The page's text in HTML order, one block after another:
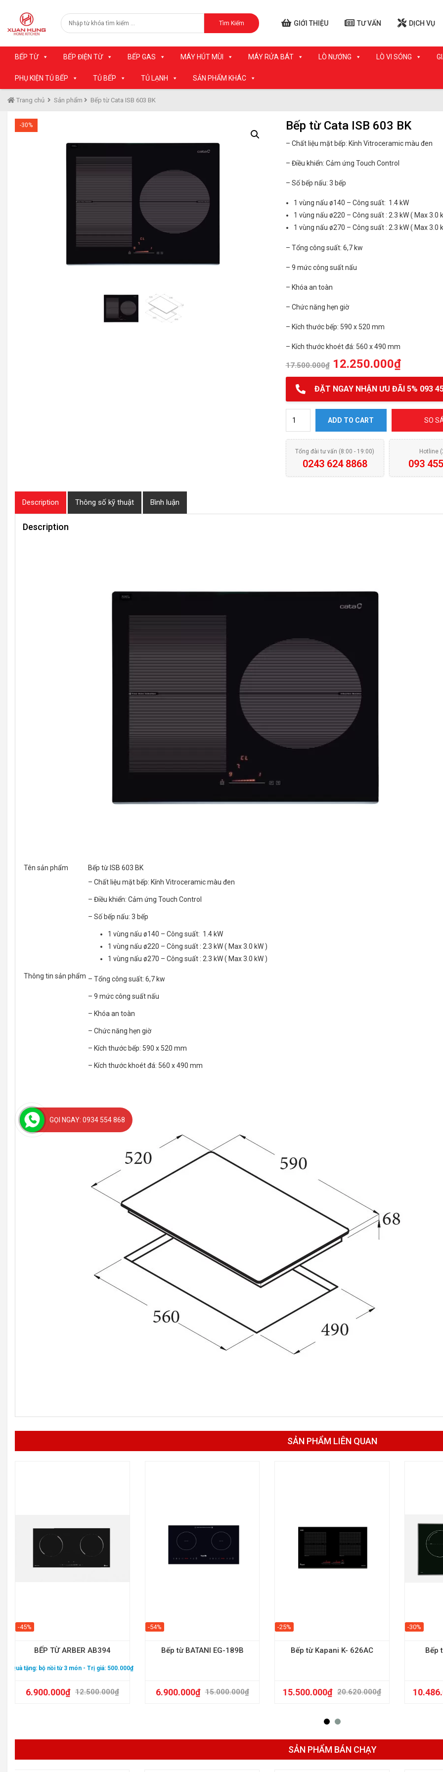
Tìm Kiếm GIỚI THIỆU TƯ VẤN DỊCH VỤ
BẾP TỪ BẾP ĐIỆN TỪ BẾP GAS MÁY HÚT MÙI MÁY RỬA BÁT LÒ NƯỚNG LÒ VI SÓNG
PHỤ KIỆN TỦ BẾP TỦ BẾP TỦ LẠNH SẢN PHẨM KHÁC
Trang chủ Sản phẩm Bếp từ Cata ISB 603 BK
-30% Bếp từ Cata ISB 603 BK
– Chất liệu mặt bếp: Kính Vitroceramic màu đen
– Điều khiển: Cảm ứng Touch Control
– Số bếp nấu: 3 bếp
1 vùng nấu ø140 – Công suất: 1.4 kW
1 vùng nấu ø220 – Công suất : 2.3 kW ( Max 3.0
1 vùng nấu ø270 – Công suất : 2.3 kW ( Max 3.0
– Tổng công suất: 6,7 kw
– 9 mức công suất nấu
– Khóa an toàn
– Chức năng hẹn giờ
– Kích thước bếp: 590 x 520 mm
– Kích thước khoét đá: 560 x 490 mm
17.500.000₫ 12.250.000₫
ĐẶT NGAY NHẬN ƯU ĐÃI 5% 093
ADD TO CART SO
Tổng đài tư vấn (8:00 - 19:00)
0243 624 8868
Hotline
093
Description Thông số kỹ thuật Bình luận
Description
Tên sản phẩm Bếp từ ISB 603 BK
Thông tin sản phẩm
– Chất liệu mặt bếp: Kính Vitroceramic màu đen
– Điều khiển: Cảm ứng Touch Control
– Số bếp nấu: 3 bếp
1 vùng nấu ø140 – Công suất: 1.4 kW
1 vùng nấu ø220 – Công suất : 2.3 kW ( Max 3.0 kW )
1 vùng nấu ø270 – Công suất : 2.3 kW ( Max 3.0 kW )
– Tổng công suất: 6,7 kw
– 9 mức công suất nấu
– Khóa an toàn
– Chức năng hẹn giờ
– Kích thước bếp: 590 x 520 mm
– Kích thước khoét đá: 560 x 490 mm
SẢN PHẨM LIÊN QUAN
-45%
BẾP TỪ ARBER AB394
Quà tặng: bộ nồi từ 3 món - Trị giá: 500.000₫
12.500.000₫
6.900.000₫
-54%
Bếp từ BATANI EG-189B
15.000.000₫
6.900.000₫
-25%
Bếp từ Kapani K- 626AC
20.620.000₫
15.500.000₫
-30%
Bếp
SẢN PHẨM BÁN CHẠY
GỌI NGAY: 0934 554 868